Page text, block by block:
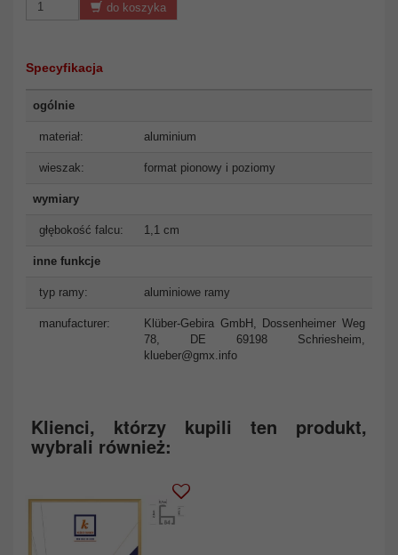
do koszyka
Specyfikacja
ogólnie
materiał: aluminium
wieszak: format pionowy i poziomy
wymiary
głębokość falcu: 1,1 cm
inne funkcje
typ ramy: aluminiowe ramy
manufacturer:
Klüber-Gebira GmbH, Dossenheimer Weg
78, DE 69198 Schriesheim,
klueber@gmx.info
Klienci, którzy kupili ten produkt,
wybrali również: